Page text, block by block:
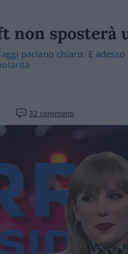
non sposterà
parlano chiaro. E
32 commenti